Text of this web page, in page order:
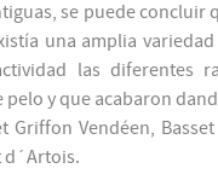
se puede concluir
una amplia
las diferentes
y que acabaron
Griffon Vendéen,
d´Artois.